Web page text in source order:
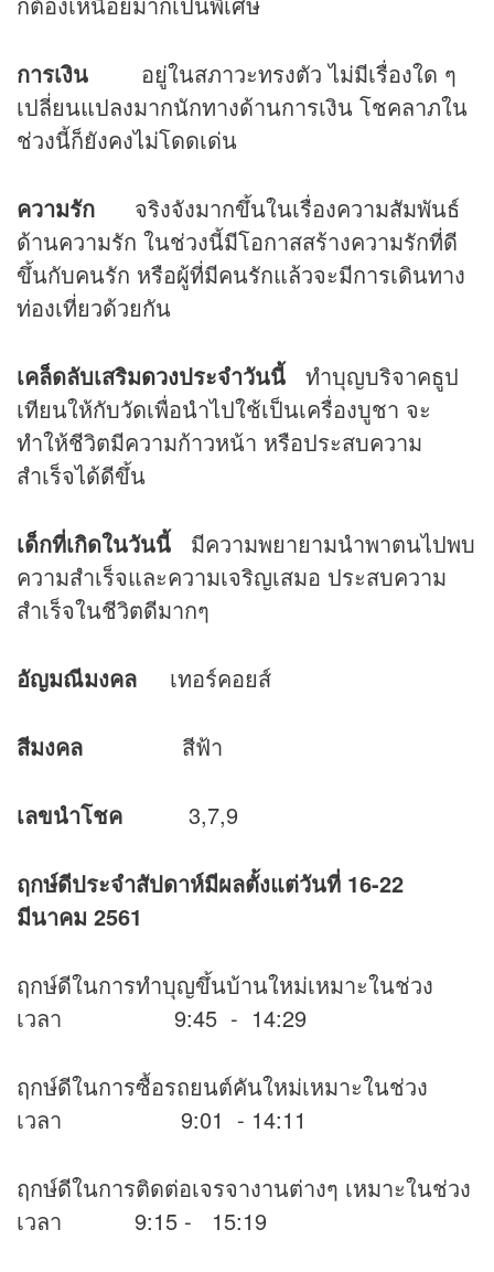
การเงิน อยู่ในสภาวะทรงตัว ไม่มีเรื่องใด ๆ
เปลี่ยนแปลงมากนักทางด้านการเงิน โชคลาภใน
ช่วงนี้ก็ยังคงไม่โดดเด่น
ความรัก จริงจังมากขึ้นในเรื่องความสัมพันธ์
ด้านความรัก ในช่วงนี้มีโอกาสสร้างความรักที่ดี
ขึ้นกับคนรัก หรือผู้ที่มีคนรักแล้วจะมีการเดินทาง
ท่องเที่ยวด้วยกัน
เคล็ดลับเสริมดวงประจำวันนี้ ทำบุญบริจาคธูป
เทียนให้กับวัดเพื่อนำไปใช้เป็นเครื่องบูชา จะ
ทำให้ชีวิตมีความก้าวหน้า หรือประสบความ
สำเร็จได้ดีขึ้น
เด็กที่เกิดในวันนี้ มีความพยายามนำพาตนไปพบ
ความสำเร็จและความเจริญเสมอ ประสบความ
สำเร็จในชีวิตดีมากๆ
อัญมณีมงคล เทอร์คอยส์
สีมงคล สีฟ้า
เลขนำโชค 3,7,9
ฤกษ์ดีประจำสัปดาห์มีผลตั้งแต่วันที่ 16-22
มีนาคม 2561
ฤกษ์ดีในการทำบุญขึ้นบ้านใหม่เหมาะในช่วง
เวลา 9:45 - 14:29
ฤกษ์ดีในการซื้อรถยนต์คันใหม่เหมาะในช่วง
เวลา 9:01 - 14:11
ฤกษ์ดีในการติดต่อเจรจางานต่างๆ เหมาะในช่วง
เวลา 9:15 - 15:19